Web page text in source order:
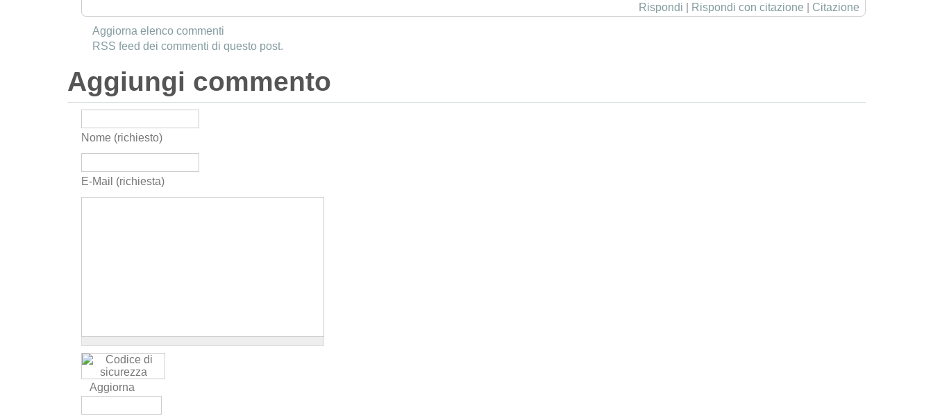
Rispondi
Rispondi con citazione
Citazione
Aggiorna elenco commenti
RSS feed dei commenti di questo post.
Aggiungi commento
Nome (richiesto)
E-Mail (richiesta)
Aggiorna